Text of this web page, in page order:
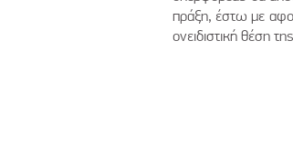
πράξη, έστω με
ονειδιστική θέση